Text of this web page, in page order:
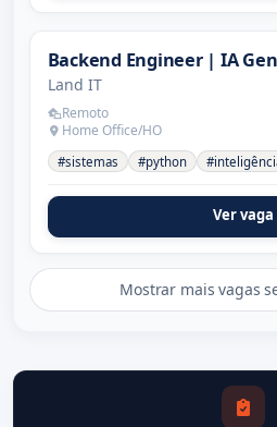
Backend Engineer | IA
Land IT
Remoto
Home Office/HO
#sistemas #python
Ver vaga
Mostrar mais vagas